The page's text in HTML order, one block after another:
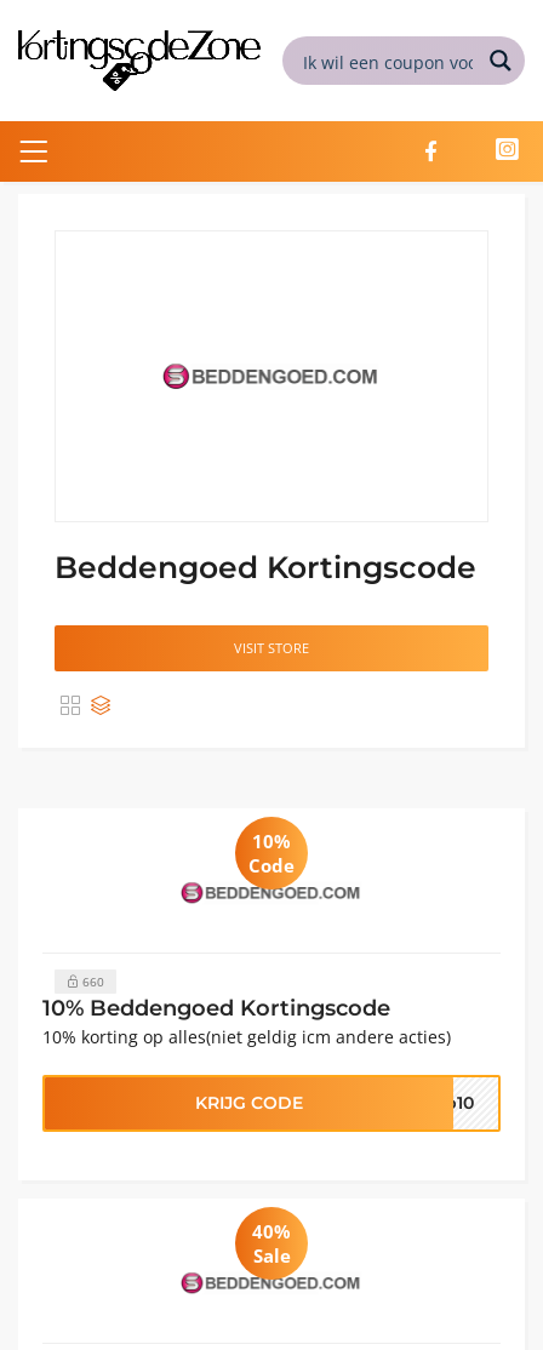
Beddengoed Kortingscode
VISIT STORE
10%
Code
660
10% Beddengoed Kortingscode
10% korting op alles(niet geldig icm andere acties)
KRIJG CODE ap10
40%
Sale